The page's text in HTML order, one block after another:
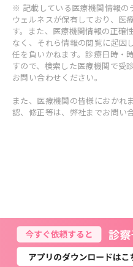
※ 記載している医療機関情報の
ウェルネスが保有しており、医
す。また、医療機関情報の正確
なく、それら情報の閲覧に起因
任を負いかねます。診療日時・
すので、検索した医療機関で受
お問い合わせください。
また、医療機関の皆様におかれ
認、修正等は、弊社までお問い